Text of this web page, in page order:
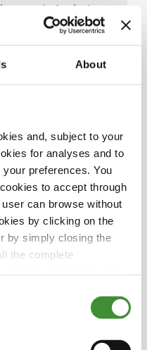
About
and, subject to your
for analyses and to
preferences. You
to accept through
can browse without
by clicking on the
by simply closing the
the complete
en la Agricultura